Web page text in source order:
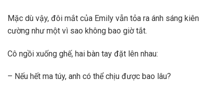
Mặc dù vậy, đôi mắt của Emily vẫn tỏa ra ánh sáng kiên
cường như một vì sao không bao giờ tắt.
Cô ngồi xuống ghế, hai bàn tay đặt lên nhau:
– Nếu hết ma túy, anh có thể chịu được bao lâu?